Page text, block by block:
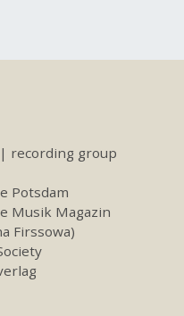
| recording group
Potsdam
Musik Magazin
Firssowa)